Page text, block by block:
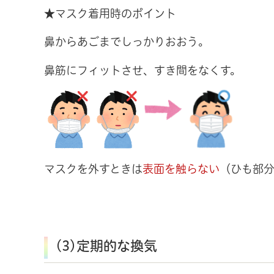
★マスク着用時のポイント
鼻からあごまでしっかりおおう。
鼻筋にフィットさせ、すき間をなくす。
マスクを外すときは表面を触らない （ひも部
(3)定期的な換気